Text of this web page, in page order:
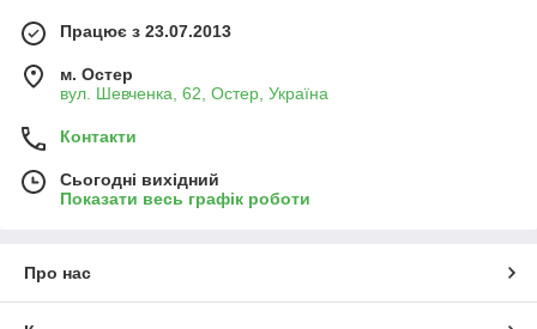
Працює з 23.07.2013
м. Остер
вул. Шевченка, 62, Остер, Україна
Контакти
Сьогодні вихідний
Показати весь графік роботи
Про нас